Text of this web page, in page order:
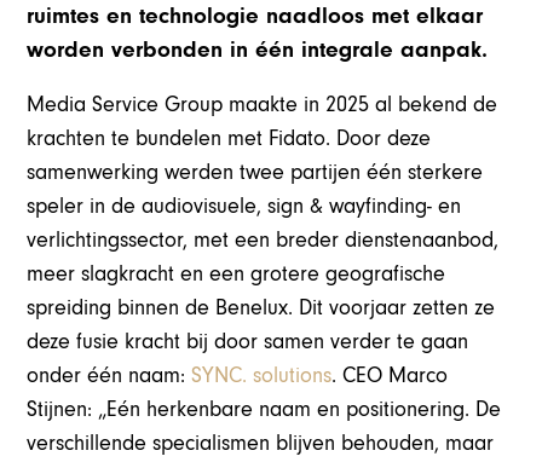
ruimtes en technologie naadloos met elkaar
worden verbonden in één integrale aanpak.
Media Service Group maakte in 2025 al bekend de
krachten te bundelen met Fidato. Door deze
samenwerking werden twee partijen één sterkere
speler in de audiovisuele, sign & wayfinding- en
verlichtingssector, met een breder dienstenaanbod,
meer slagkracht en een grotere geografische
spreiding binnen de Benelux. Dit voorjaar zetten ze
deze fusie kracht bij door samen verder te gaan
onder één naam:SYNC. solutions. CEO Marco
Stijnen: „Eén herkenbare naam en positionering. De
verschillende specialismen blijven behouden, maar